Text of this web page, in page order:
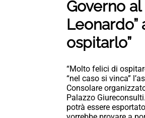
Governo
Leonardo”
ospitarlo”
“Molto felici di
“nel caso si vinca”
Consolare
Palazzo
potrà essere